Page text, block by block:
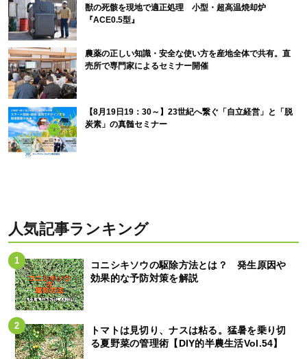
獣の死骸を現地で適正処理 小型・超高温焼却炉
『ACE0.5型』
農薬の正しい知識・安全な使い方を産地全体で共有。直
売所で専門家によるセミナー開催
【8月19日19：30～】23世紀へ繋ぐ「自立経営」と「脱
炭素」の真髄セミナー
人気記事ランキング
コニシキソウの駆除方法とは？ 発生原因や
効果的な予防対策を解説
トマトは見切り、ナスは粘る。猛暑を乗り切
る夏野菜の管理術【DIY的半農生活Vol.54】